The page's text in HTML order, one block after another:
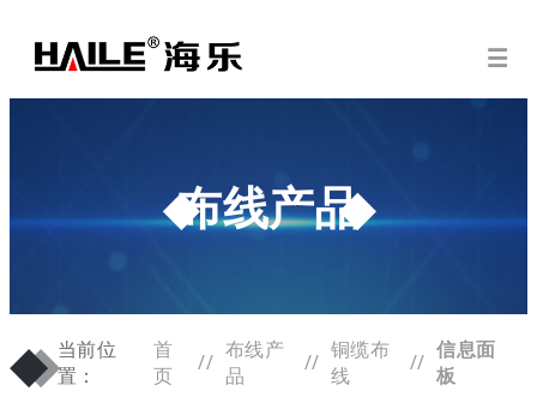
布线产品
◆
◆当前位
置：
首
页
// 布线产
品
// 铜缆布
线
// 信息面
板